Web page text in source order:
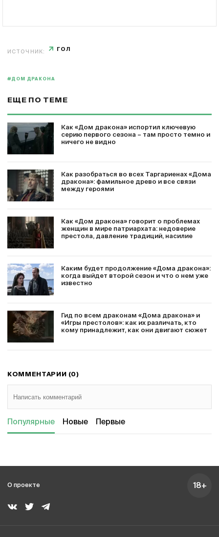
ИСТОЧНИК: ГОЛ
#ДОМ ДРАКОНА
ЕЩЕ ПО ТЕМЕ
Как «Дом дракона» испортил ключевую
серию первого сезона – там просто темно и
ничего не видно
Как разобраться во всех Таргариенах «Дома
дракона»: фамильное древо и все связи
между героями
Как «Дом дракона» говорит о проблемах
женщин в мире патриархата: недоверие
престола, давление традиций, насилие
Каким будет продолжение «Дома дракона»:
когда выйдет второй сезон и что о нем уже
известно
Гид по всем драконам «Дома дракона» и
«Игры престолов»: как их различать, кто
кому принадлежит, как они двигают сюжет
КОММЕНТАРИИ (0)
Популярные Новые Первые
О проекте 18+